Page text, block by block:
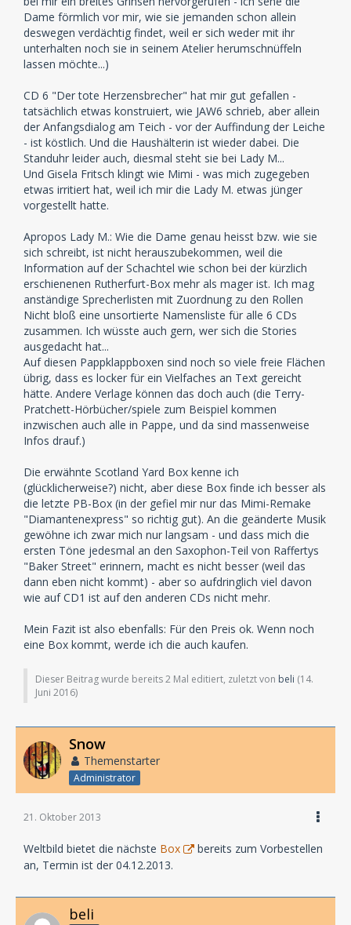
Dame förmlich vor mir, wie sie jemanden schon allein
deswegen verdächtig findet, weil er sich weder mit ihr
unterhalten noch sie in seinem Atelier herumschnüffeln
lassen möchte...)
CD 6 "Der tote Herzensbrecher" hat mir gut gefallen -
tatsächlich etwas konstruiert, wie JAW6 schrieb, aber allein
der Anfangsdialog am Teich - vor der Auffindung der Leiche
- ist köstlich. Und die Haushälterin ist wieder dabei. Die
Standuhr leider auch, diesmal steht sie bei Lady M...
Und Gisela Fritsch klingt wie Mimi - was mich zugegeben
etwas irritiert hat, weil ich mir die Lady M. etwas jünger
vorgestellt hatte.
Apropos Lady M.: Wie die Dame genau heisst bzw. wie sie
sich schreibt, ist nicht herauszubekommen, weil die
Information auf der Schachtel wie schon bei der kürzlich
erschienenen Rutherfurt-Box mehr als mager ist. Ich mag
anständige Sprecherlisten mit Zuordnung zu den Rollen
Nicht bloß eine unsortierte Namensliste für alle 6 CDs
zusammen. Ich wüsste auch gern, wer sich die Stories
ausgedacht hat...
Auf diesen Pappklappboxen sind noch so viele freie Flächen
übrig, dass es locker für ein Vielfaches an Text gereicht
hätte. Andere Verlage können das doch auch (die Terry-
Pratchett-Hörbücher/spiele zum Beispiel kommen
inzwischen auch alle in Pappe, und da sind massenweise
Infos drauf.)
Die erwähnte Scotland Yard Box kenne ich
(glücklicherweise?) nicht, aber diese Box finde ich besser als
die letzte PB-Box (in der gefiel mir nur das Mimi-Remake
"Diamantenexpress" so richtig gut). An die geänderte Musik
gewöhne ich zwar mich nur langsam - und dass mich die
ersten Töne jedesmal an den Saxophon-Teil von Raffertys
"Baker Street" erinnern, macht es nicht besser (weil das
dann eben nicht kommt) - aber so aufdringlich viel davon
wie auf CD1 ist auf den anderen CDs nicht mehr.
Mein Fazit ist also ebenfalls: Für den Preis ok. Wenn noch
eine Box kommt, werde ich die auch kaufen.
Dieser Beitrag wurde bereits 2 Mal editiert, zuletzt von beli (14.
Juni 2016)
Snow
Themenstarter
Administrator
21. Oktober 2013
Weltbild bietet die nächste Box
bereits zum Vorbestellen
an, Termin ist der 04.12.2013.
beli